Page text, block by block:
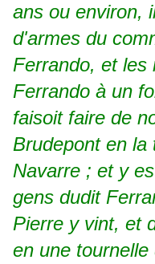
ans ou environ,
d'armes du
Ferrando, et les
Ferrando à un
faisoit faire de
Brudepont en la
Navarre ; et y
gens dudit
Pierre y vint, et
en une